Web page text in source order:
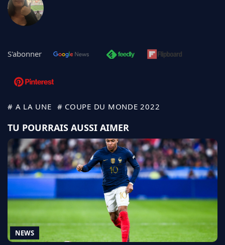
S'abonner
# A LA UNE # COUPE DU MONDE 2022
TU POURRAIS AUSSI AIMER
NEWS